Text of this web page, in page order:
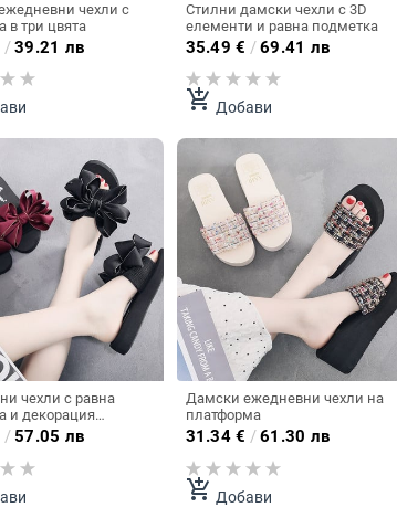
чехли с
в три цвята
/39.21 лв
Стилни дамски чехли с 3D
елементи и равна подметка
35.49 € /69.41 лв
add_shopping_cart Добави
чехли с равна
и декорация
за жени
/57.05 лв
Дамски ежедневни чехли на
платформа
31.34 € /61.30 лв
add_shopping_cart Добави